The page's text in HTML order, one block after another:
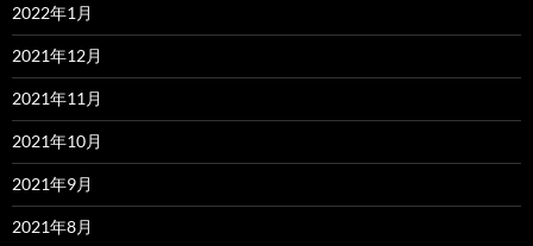
2022年1月
2021年12月
2021年11月
2021年10月
2021年9月
2021年8月